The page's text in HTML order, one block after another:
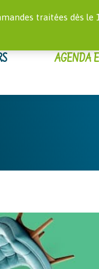
traitées dès le
AGENDA